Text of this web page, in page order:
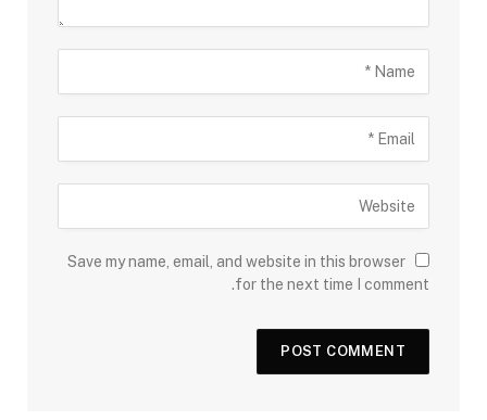
Save my name, email, and website in this browser
for the next time I comment.